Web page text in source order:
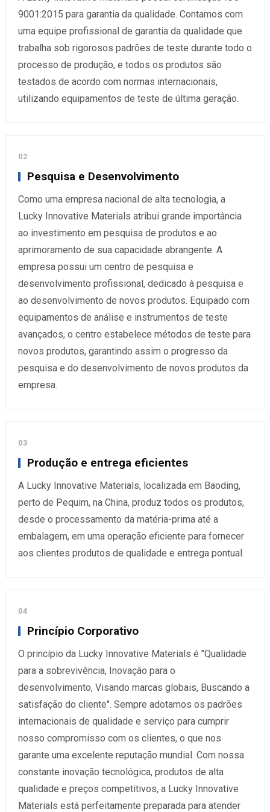
9001:2015 para garantia da qualidade. Contamos com
uma equipe profissional de garantia da qualidade que
trabalha sob rigorosos padrões de teste durante todo o
processo de produção, e todos os produtos são
testados de acordo com normas internacionais,
utilizando equipamentos de teste de última geração.
02
Pesquisa e Desenvolvimento
Como uma empresa nacional de alta tecnologia, a
Lucky Innovative Materials atribui grande importância
ao investimento em pesquisa de produtos e ao
aprimoramento de sua capacidade abrangente. A
empresa possui um centro de pesquisa e
desenvolvimento profissional, dedicado à pesquisa e
ao desenvolvimento de novos produtos. Equipado com
equipamentos de análise e instrumentos de teste
avançados, o centro estabelece métodos de teste para
novos produtos, garantindo assim o progresso da
pesquisa e do desenvolvimento de novos produtos da
empresa.
03
Produção e entrega eficientes
A Lucky Innovative Materials, localizada em Baoding,
perto de Pequim, na China, produz todos os produtos,
desde o processamento da matéria-prima até a
embalagem, em uma operação eficiente para fornecer
aos clientes produtos de qualidade e entrega pontual.
04
Princípio Corporativo
O princípio da Lucky Innovative Materials é "Qualidade
para a sobrevivência, Inovação para o
desenvolvimento, Visando marcas globais, Buscando a
satisfação do cliente". Sempre adotamos os padrões
internacionais de qualidade e serviço para cumprir
nosso compromisso com os clientes, o que nos
garante uma excelente reputação mundial. Com nossa
constante inovação tecnológica, produtos de alta
qualidade e preços competitivos, a Lucky Innovative
Materials está perfeitamente preparada para atender